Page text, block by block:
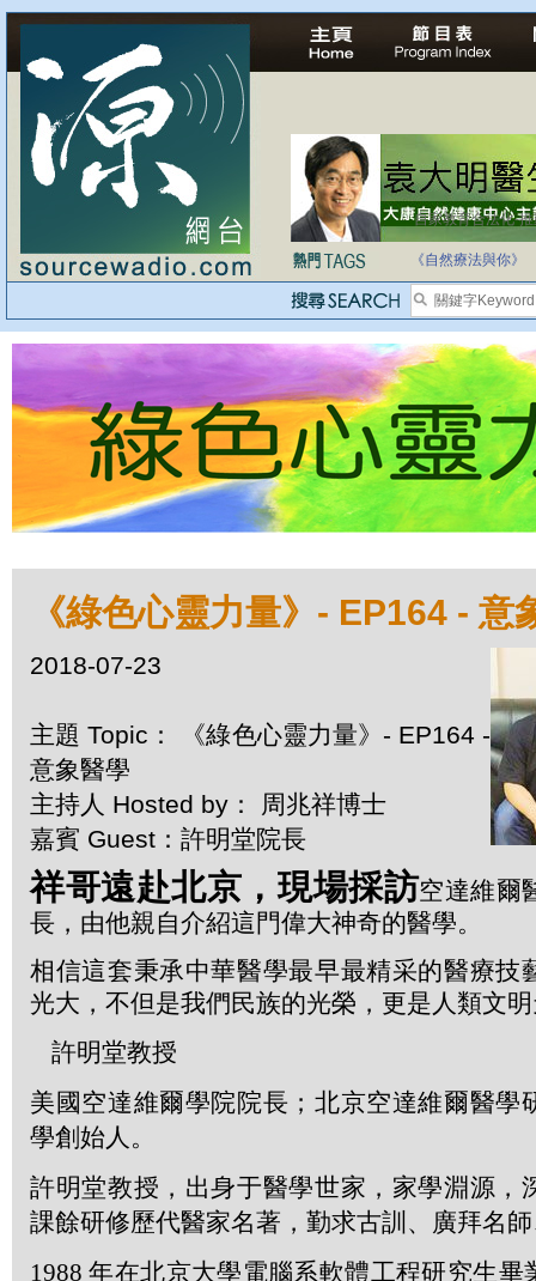
自家教育合法化-
《自然療法與你》
《綠色心靈力量》- EP164 - 意
2018-07-23
主題 Topic： 《綠色心靈力量》- EP164 -
意象醫學
主持人 Hosted by： 周兆祥博士
嘉賓 Guest：許明堂院長
祥哥遠赴北京，現場採訪空達維爾
長，由他親自介紹這門偉大神奇的醫學。
相信這套秉承中華醫學最早最精采的醫療技
光大，不但是我們民族的光榮，更是人類文
許明堂教授
美國空達維爾學院院長；北京空達維爾醫學
學創始人。
許明堂教授，出身于醫學世家，家學淵源，
課餘研修歷代醫家名著，勤求古訓、廣拜名
1988年在北京大學電腦系軟體工程研究生畢